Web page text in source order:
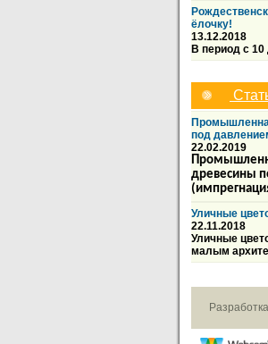
ёлочку!
13.12.2018
В период с 10
под
22.02.2019
древесины
Уличные
22.11.2018
Уличные
малым